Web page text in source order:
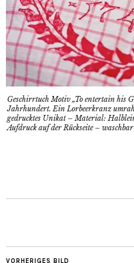
Geschirrtuch Motiv „To entertain his
Jahrhundert. Ein Lorbeerkranz
gedrucktes Unikat – Material:
Aufdruck auf der Rückseite – waschbar
VORHERIGES BILD